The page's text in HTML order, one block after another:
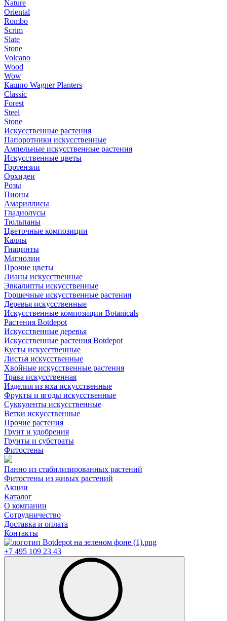
Nature
Oriental
Rombo
Scrim
Slate
Stone
Volcano
Wood
Wow
Кашпо Wagner Planters
Classic
Forest
Steel
Stone
Искусственные растения
Папоротники искусственные
Ампельные искусственные растения
Искусственные цветы
Гортензии
Орхидеи
Розы
Пионы
Амариллисы
Гладиолусы
Тюльпаны
Цветочные композиции
Каллы
Гиацинты
Магнолии
Прочие цветы
Лианы искусственные
Эвкалипты искусственные
Горшечные искусственные растения
Деревья искусственные
Искусственные композиции Botanicals
Растения Botdepot
Искусственные деревья
Искусственные растения Botdepot
Кусты искусственные
Листья искусственные
Хвойные искусственные растения
Трава искусственная
Изделия из мха искусственные
Фрукты и ягоды искусственные
Суккуленты искусственные
Ветки искусственные
Прочие растения
Грунт и удобрения
Грунты и субстраты
Фитостены
Панно из стабилизированных растений
Фитостены из живых растений
Акции
Каталог
О компании
Сотрудничество
Доставка и оплата
Контакты
+7 495 109 23 43